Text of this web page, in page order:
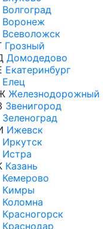
Волгоград
Воронеж
Всеволожск
Грозный
Домодедово
Екатеринбург
Елец
Железнодорожный
Звенигород
Зеленоград
Ижевск
Иркутск
Истра
Казань
Кемерово
Кимры
Коломна
Красногорск
Краснодар